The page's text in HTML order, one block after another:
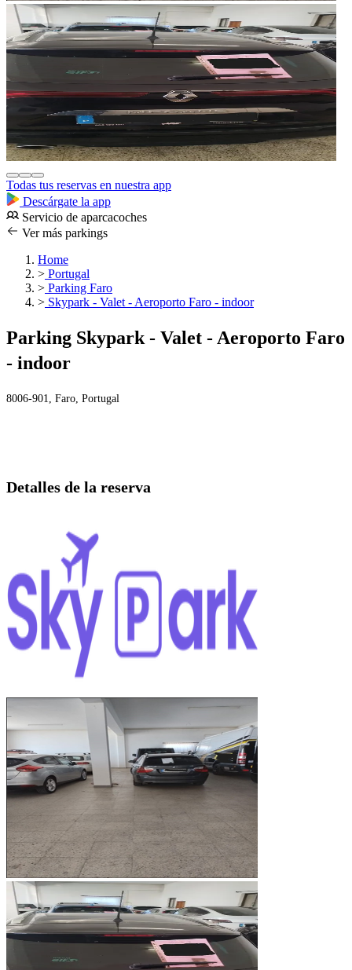
Todas tus reservas en nuestra app
Descárgate la app
Servicio de aparcacoches
Ver más parkings
Home
> Portugal
> Parking Faro
> Skypark - Valet - Aeroporto Faro - indoor
Parking Skypark - Valet - Aeroporto Faro
- indoor
8006-901, Faro, Portugal
Detalles de la reserva